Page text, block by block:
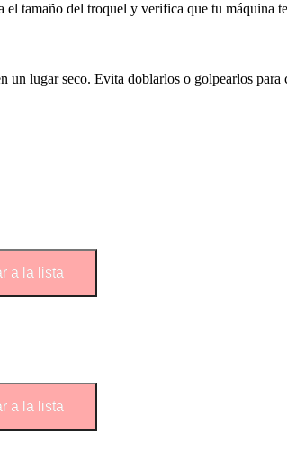
tamaño del troquel y verifica que tu máquina
un lugar seco. Evita doblarlos o golpearlos para
a la lista
a la lista